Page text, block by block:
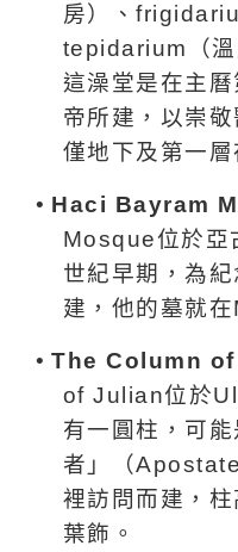
房）、
tepidarium
（
這澡堂是在主
帝所建，以崇敬
僅地下及第一層
• Haci Bayram
Mosque位於亞
世紀早期，為紀
建，他的墓就在
• The Column
of Julian位於
有一圓柱，可
者」（
裡訪問而建，
葉飾。